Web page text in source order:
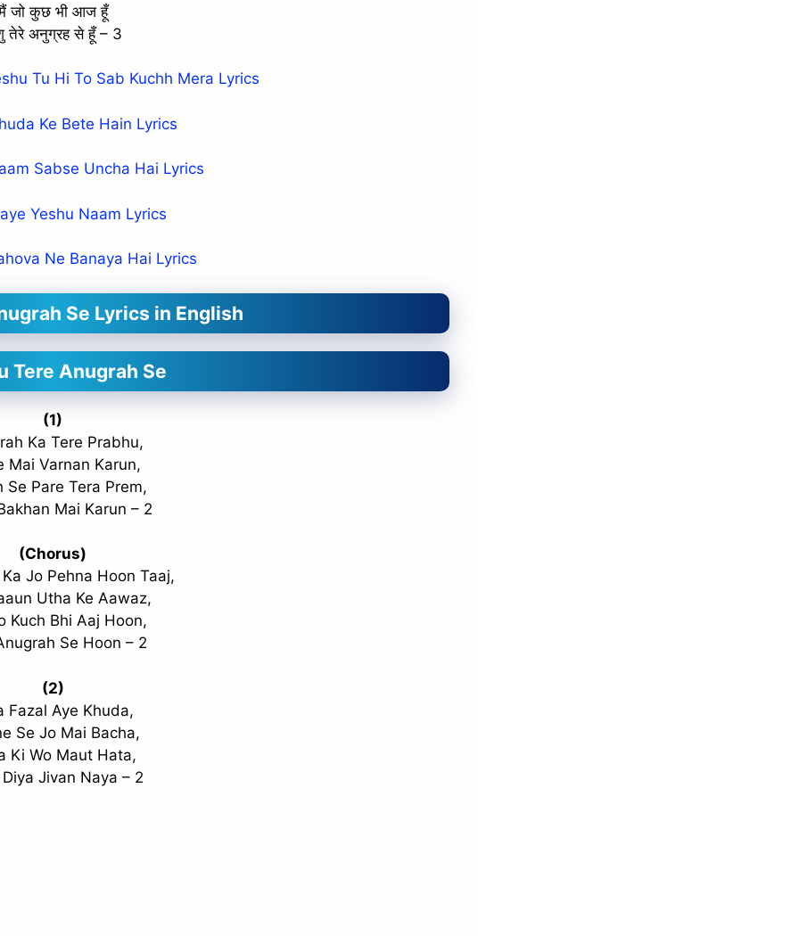
जो कुछ भी आज हूँ
तेरे अनुग्रह से हूँ – 3
Tu Hi To Sab Kuchh Mera Lyrics
Ke Bete Hain Lyrics
Sabse Uncha Hai Lyrics
Yeshu Naam Lyrics
Ne Banaya Hai Lyrics
Se Lyrics in English
Tere Anugrah Se
(1)
Ka Tere Prabhu,
Mai Varnan Karun,
Se Pare Tera Prem,
Mai Karun – 2
(Chorus)
Jo Pehna Hoon Taaj,
Utha Ke Aawaz,
Kuch Bhi Aaj Hoon,
Se Hoon – 2
(2)
Fazal Aye Khuda,
Se Jo Mai Bacha,
Ki Wo Maut Hata,
Jivan Naya – 2